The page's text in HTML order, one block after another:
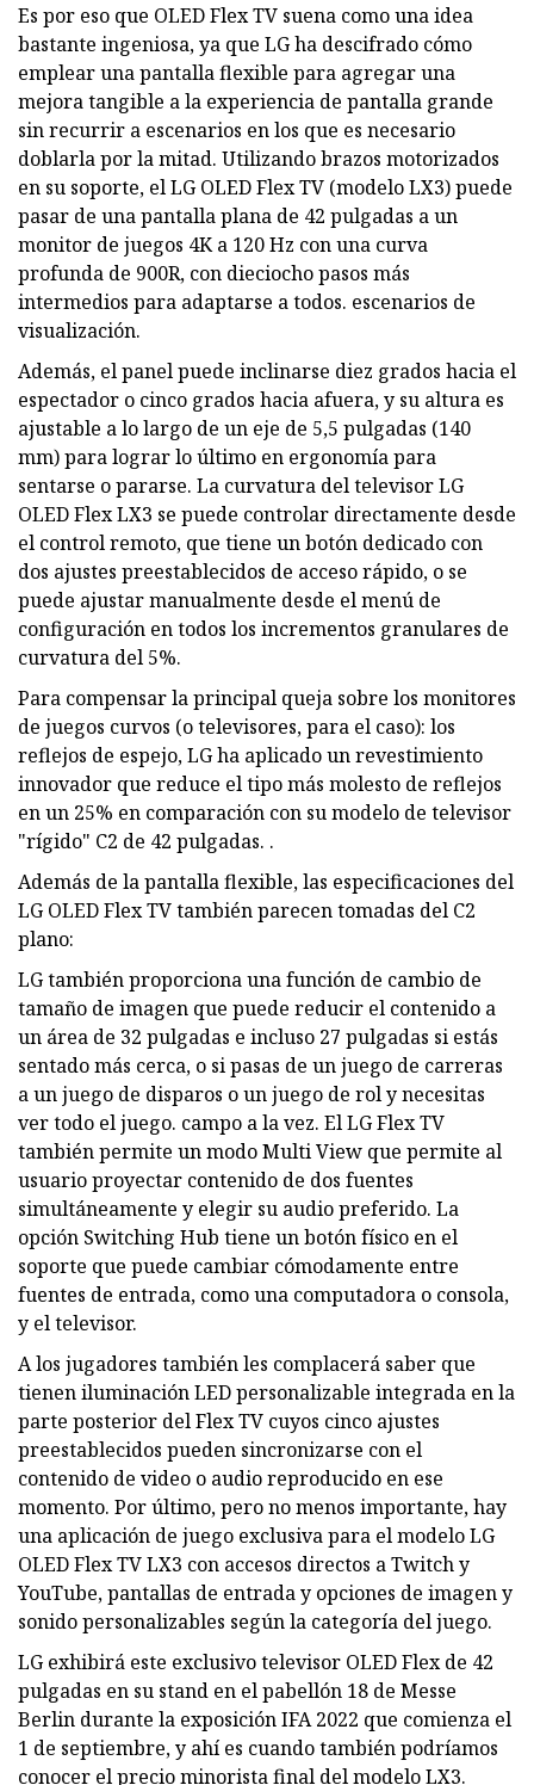
Es por eso que OLED Flex TV suena como una idea
bastante ingeniosa, ya que LG ha descifrado cómo
emplear una pantalla flexible para agregar una
mejora tangible a la experiencia de pantalla grande
sin recurrir a escenarios en los que es necesario
doblarla por la mitad. Utilizando brazos motorizados
en su soporte, el LG OLED Flex TV (modelo LX3) puede
pasar de una pantalla plana de 42 pulgadas a un
monitor de juegos 4K a 120 Hz con una curva
profunda de 900R, con dieciocho pasos más
intermedios para adaptarse a todos. escenarios de
visualización.
Además, el panel puede inclinarse diez grados hacia el
espectador o cinco grados hacia afuera, y su altura es
ajustable a lo largo de un eje de 5,5 pulgadas (140
mm) para lograr lo último en ergonomía para
sentarse o pararse. La curvatura del televisor LG
OLED Flex LX3 se puede controlar directamente desde
el control remoto, que tiene un botón dedicado con
dos ajustes preestablecidos de acceso rápido, o se
puede ajustar manualmente desde el menú de
configuración en todos los incrementos granulares de
curvatura del 5%.
Para compensar la principal queja sobre los monitores
de juegos curvos (o televisores, para el caso): los
reflejos de espejo, LG ha aplicado un revestimiento
innovador que reduce el tipo más molesto de reflejos
en un 25% en comparación con su modelo de televisor
"rígido" C2 de 42 pulgadas. .
Además de la pantalla flexible, las especificaciones del
LG OLED Flex TV también parecen tomadas del C2
plano:
LG también proporciona una función de cambio de
tamaño de imagen que puede reducir el contenido a
un área de 32 pulgadas e incluso 27 pulgadas si estás
sentado más cerca, o si pasas de un juego de carreras
a un juego de disparos o un juego de rol y necesitas
ver todo el juego. campo a la vez. El LG Flex TV
también permite un modo Multi View que permite al
usuario proyectar contenido de dos fuentes
simultáneamente y elegir su audio preferido. La
opción Switching Hub tiene un botón físico en el
soporte que puede cambiar cómodamente entre
fuentes de entrada, como una computadora o consola,
y el televisor.
A los jugadores también les complacerá saber que
tienen iluminación LED personalizable integrada en la
parte posterior del Flex TV cuyos cinco ajustes
preestablecidos pueden sincronizarse con el
contenido de video o audio reproducido en ese
momento. Por último, pero no menos importante, hay
una aplicación de juego exclusiva para el modelo LG
OLED Flex TV LX3 con accesos directos a Twitch y
YouTube, pantallas de entrada y opciones de imagen y
sonido personalizables según la categoría del juego.
LG exhibirá este exclusivo televisor OLED Flex de 42
pulgadas en su stand en el pabellón 18 de Messe
Berlin durante la exposición IFA 2022 que comienza el
1 de septiembre, y ahí es cuando también podríamos
conocer el precio minorista final del modelo LX3.